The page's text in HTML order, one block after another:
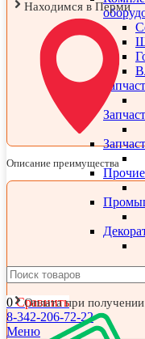
Прочие
0 Сравнить
8-342-206-72-22
Меню
Находимся в Перми
Описание преимущества
Оплата при получении